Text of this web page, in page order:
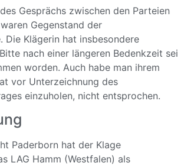
Gesprächs zwischen den Parteien
Gegenstand der
Die Klägerin hat insbesondere
nach einer längeren Bedenkzeit sei
worden. Auch habe man ihrem
vor Unterzeichnung des
einzuholen, nicht entsprochen.
Paderborn hat der Klage
LAG Hamm (Westfalen) als